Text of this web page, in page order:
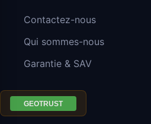
Contactez-nous
Qui sommes-nous
Garantie & SAV